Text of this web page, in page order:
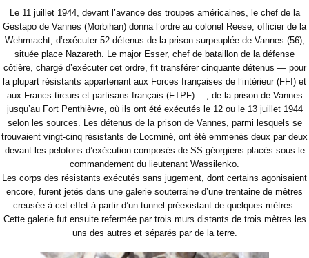
Le 11 juillet 1944, devant l’avance des troupes américaines, le chef de la
Gestapo de Vannes (Morbihan) donna l’ordre au colonel Reese, officier de la
Wehrmacht, d’exécuter 52 détenus de la prison surpeuplée de Vannes (56),
située place Nazareth. Le major Esser, chef de bataillon de la défense
côtière, chargé d’exécuter cet ordre, fit transférer cinquante détenus — pour
la plupart résistants appartenant aux Forces françaises de l’intérieur (FFI) et
aux Francs-tireurs et partisans français (FTPF) —, de la prison de Vannes
jusqu’au Fort Penthièvre, où ils ont été exécutés le 12 ou le 13 juillet 1944
selon les sources. Les détenus de la prison de Vannes, parmi lesquels se
trouvaient vingt-cinq résistants de Locminé, ont été emmenés deux par deux
devant les pelotons d’exécution composés de SS géorgiens placés sous le
commandement du lieutenant Wassilenko.
Les corps des résistants exécutés sans jugement, dont certains agonisaient
encore, furent jetés dans une galerie souterraine d’une trentaine de mètres
creusée à cet effet à partir d’un tunnel préexistant de quelques mètres.
Cette galerie fut ensuite refermée par trois murs distants de trois mètres les
uns des autres et séparés par de la terre.